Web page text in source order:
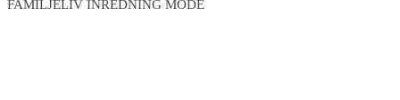
FAMILJELIV INREDNING MODE